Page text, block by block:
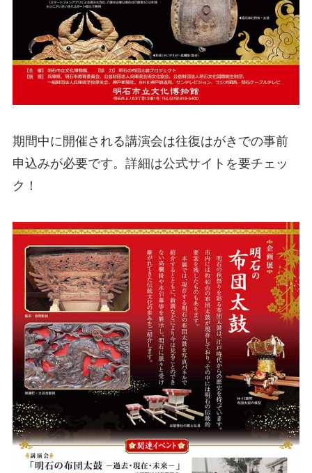
期間中に開催される講演会は往復はがきでの事前
申込みが必要です。詳細は公式サイトを要チェッ
ク！